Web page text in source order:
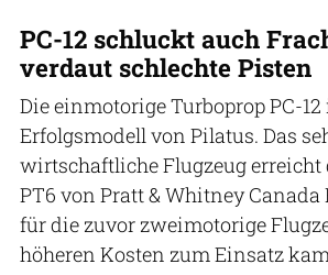
PC-12 schluckt auch
verdaut schlechte Pisten
Die einmotorige Turboprop PC-
Erfolgsmodell von Pilatus. Das
wirtschaftliche Flugzeug erreicht
PT6 von Pratt & Whitney
für die zuvor zweimotorige
höheren Kosten zum Einsatz